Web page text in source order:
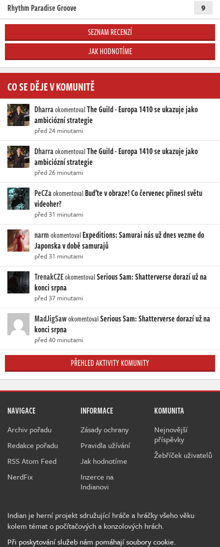
Rhythm Paradise Groove 9
SEZNAM RECENZÍ
JAK HODNOTÍME
CO SE DĚJE V KOMUNITĚ
DharraokomentovalThe Guild - Europa 1410 se ukazuje jako
ambiciózní strategie
před 24 minutami
DharraokomentovalThe Guild - Europa 1410 se ukazuje jako
ambiciózní strategie
před 26 minutami
PeCZaokomentoval Buďte v obraze! Co červenec přinesl světu
videoher?
před 31 minutami
narmokomentoval Expeditions: Samurai nás už dnes vezme do
Japonska v době samurajů
před 31 minutami
TrenakCZEokomentovalSerious Sam: Shatterverse dorazí už na
konci srpna
před 37 minutami
MadJigSawokomentovalSerious Sam: Shatterverse dorazí už na
konci srpna
před 40 minutami
PŘEHLED AKTIVITY KOMUNITY
NAVIGACE
Archiv pořadu
Redakce pořadu
RSS Atom Feed
NerdFix
INFORMACE
Zásady ochrany
Pravidla užívání
Jak hodnotíme
Inzerce na
Indianovi
KOMUNITA
Nejnovější
příspěvky
Žebříček uživatelů
Indian je herní projekt sdružující hráče a hráčky všeho věku
kolem témat o počítačových a konzolových hrách.
Při poskytování služeb nám pomáhají soubory cookie.